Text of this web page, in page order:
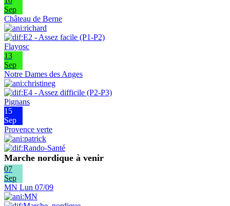
Sep
Château de Berne
Flayosc
13
Sep
Notre Dames des Anges
Pignans
15
Sep
Provence verte
Marche nordique à venir
07
Sep
MN Lun 07/09